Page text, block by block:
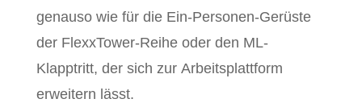
genauso wie für die Ein-Personen-Gerüste
der FlexxTower-Reihe oder den ML-
Klapptritt, der sich zur Arbeitsplattform
erweitern lässt.